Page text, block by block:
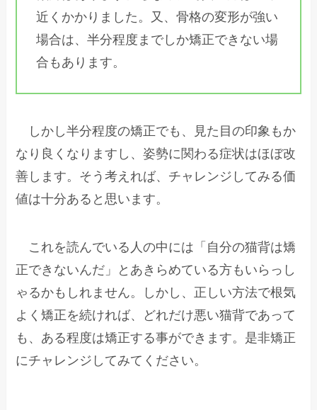
近くかかりました。又、骨格の変形が強い
場合は、半分程度までしか矯正できない場
合もあります。
しかし半分程度の矯正でも、見た目の印象もか
なり良くなりますし、姿勢に関わる症状はほぼ改
善します。そう考えれば、チャレンジしてみる価
値は十分あると思います。
これを読んでいる人の中には「自分の猫背は矯
正できないんだ」とあきらめている方もいらっし
ゃるかもしれません。しかし、正しい方法で根気
よく矯正を続ければ、どれだけ悪い猫背であって
も、ある程度は矯正する事ができます。是非矯正
にチャレンジしてみてください。